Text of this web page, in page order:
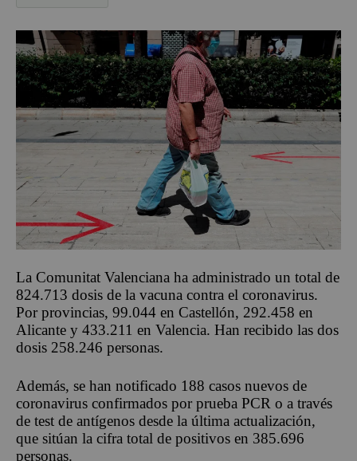
La Comunitat Valenciana ha administrado un total de
824.713 dosis de la vacuna contra el coronavirus.
Por provincias, 99.044 en Castellón, 292.458 en
Alicante y 433.211 en Valencia. Han recibido las dos
dosis 258.246 personas.
Además, se han notificado 188 casos nuevos de
coronavirus confirmados por prueba PCR o a través
de test de antígenos desde la última actualización,
que sitúan la cifra total de positivos en 385.696
personas.